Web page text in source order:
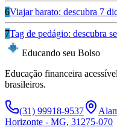
6Viajar barato: descubra 7
7Tag de pedágio: descubra
Educando seu Bolso
Educação financeira
brasileiros.
(31) 99918-9537
Horizonte - MG, 31275-070